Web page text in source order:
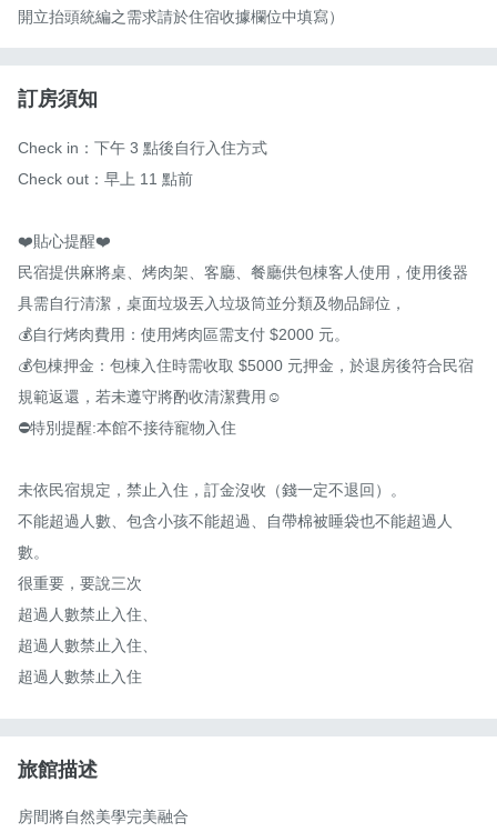
開立抬頭統編之需求請於住宿收據欄位中填寫）
訂房須知
Check in：下午 3 點後自行入住方式
Check out：早上 11 點前
❤️貼心提醒❤️
民宿提供麻將桌、烤肉架、客廳、餐廳供包棟客人使用，使用後器
具需自行清潔，桌面垃圾丟入垃圾筒並分類及物品歸位，
💰自行烤肉費用：使用烤肉區需支付 $2000 元。
💰包棟押金：包棟入住時需收取 $5000 元押金，於退房後符合民宿
規範返還，若未遵守將酌收清潔費用☺️
⛔️特別提醒:本館不接待寵物入住
未依民宿規定，禁止入住，訂金沒收（錢一定不退回）。
不能超過人數、包含小孩不能超過、自帶棉被睡袋也不能超過人
數。
很重要，要說三次
超過人數禁止入住、
超過人數禁止入住、
超過人數禁止入住
旅館描述
房間將自然美學完美融合